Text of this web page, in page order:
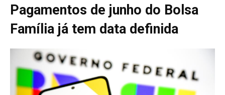
Pagamentos de junho do Bolsa
Família já tem data definida